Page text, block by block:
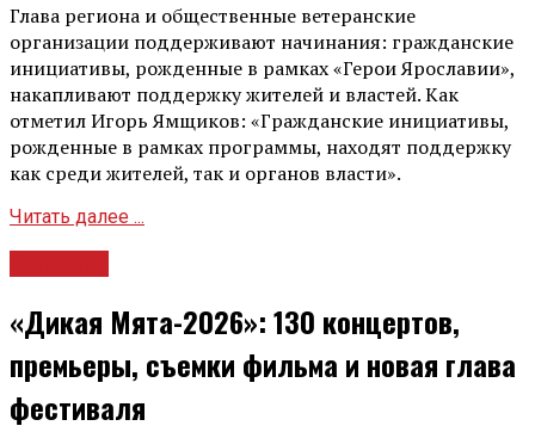
Глава региона и общественные ветеранские
организации поддерживают начинания: гражданские
инициативы, рожденные в рамках «Герои Ярославии»,
накапливают поддержку жителей и властей. Как
отметил Игорь Ямщиков: «Гражданские инициативы,
рожденные в рамках программы, находят поддержку
как среди жителей, так и органов власти».
Читать далее ...
«Дикая Мята-2026»: 130 концертов,
премьеры, съемки фильма и новая глава
фестиваля